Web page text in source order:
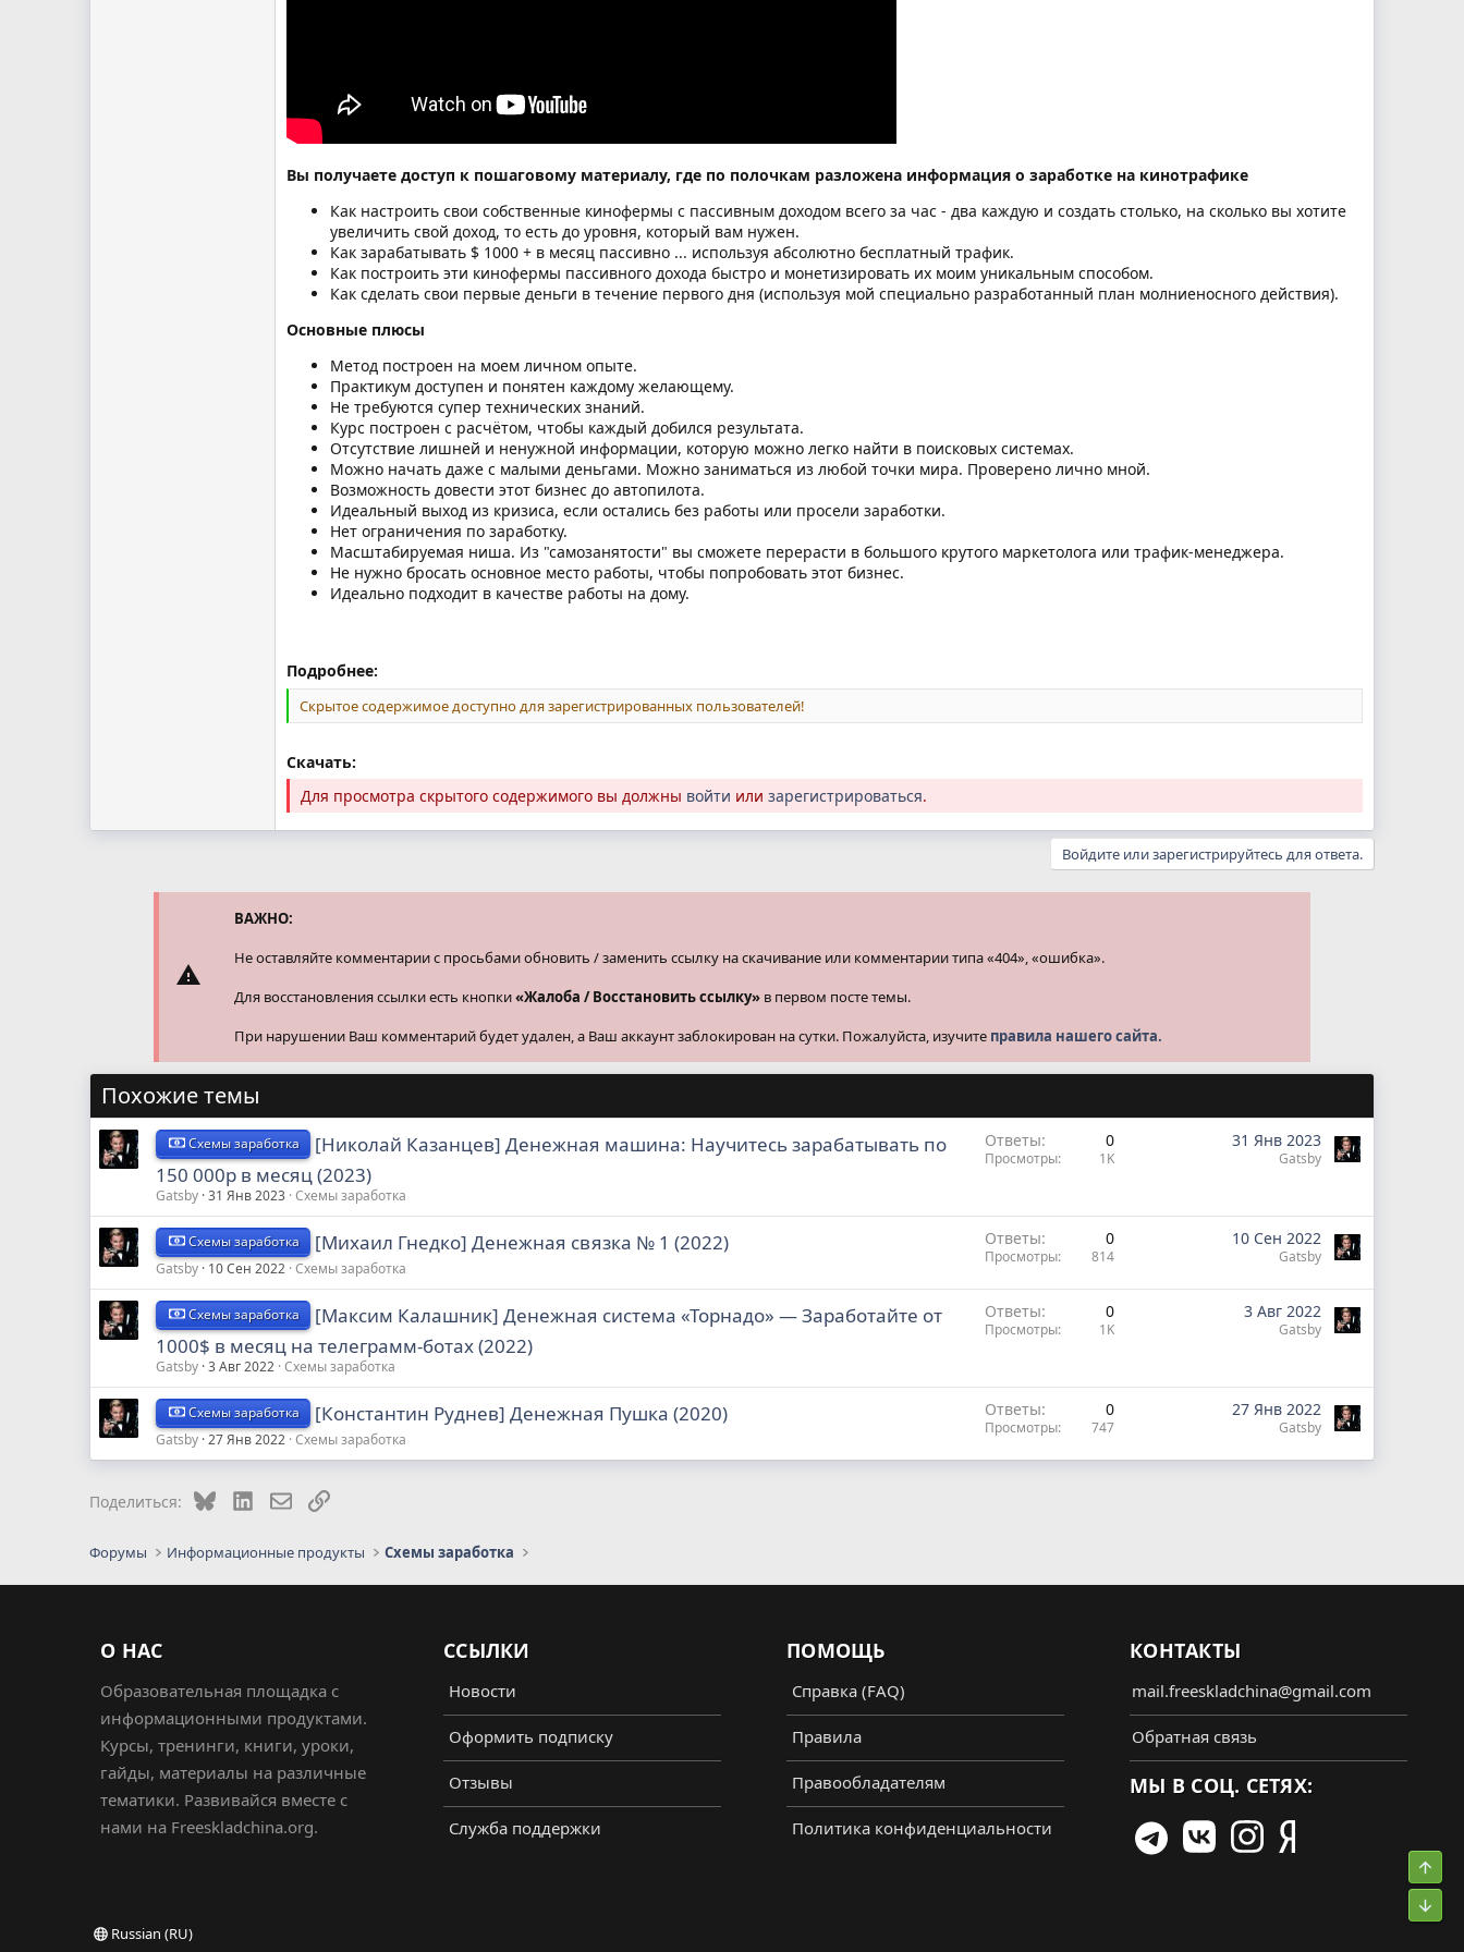
Вы получаете доступ к пошаговому материалу, где по полочкам разложена информация о заработке на кинотрафике
Как настроить свои собственные кинофермы с пассивным доходом всего за час - два каждую и создать столько, на сколько вы хотите
увеличить свой доход, то есть до уровня, который вам нужен.
Как зарабатывать $ 1000 + в месяц пассивно ... используя абсолютно бесплатный трафик.
Как построить эти кинофермы пассивного дохода быстро и монетизировать их моим уникальным способом.
Как сделать свои первые деньги в течение первого дня (используя мой специально разработанный план молниеносного действия).
Основные плюсы
Метод построен на моем личном опыте.
Практикум доступен и понятен каждому желающему.
Не требуются супер технических знаний.
Курс построен с расчётом, чтобы каждый добился результата.
Отсутствие лишней и ненужной информации, которую можно легко найти в поисковых системах.
Можно начать даже с малыми деньгами. Можно заниматься из любой точки мира. Проверено лично мной.
Возможность довести этот бизнес до автопилота.
Идеальный выход из кризиса, если остались без работы или просели заработки.
Нет ограничения по заработку.
Масштабируемая ниша. Из "самозанятости" вы сможете перерасти в большого крутого маркетолога или трафик-менеджера.
Не нужно бросать основное место работы, чтобы попробовать этот бизнес.
Идеально подходит в качестве работы на дому.
Подробнее:
Скрытое содержимое доступно для зарегистрированных пользователей!
Скачать:
Для просмотра скрытого содержимого вы должны войти или зарегистрироваться.
Войдите или зарегистрируйтесь для ответа.
ВАЖНО:
Не оставляйте комментарии с просьбами обновить / заменить ссылку на скачивание или комментарии типа «404», «ошибка».
Для восстановления ссылки есть кнопки«Жалоба / Восстановить ссылку» в первом посте темы.
При нарушении Ваш комментарий будет удален, а Ваш аккаунт заблокирован на сутки. Пожалуйста, изучите правила нашего сайта.
Похожие темы
Схемы заработка
[Николай Казанцев] Денежная машина: Научитесь зарабатывать по
150 000р в месяц (2023)
Gatsby 31 Янв 2023 Схемы заработка
Ответы 0
Просмотры 1K
31 Янв 2023
Gatsby
Схемы заработка [Михаил Гнедко] Денежная связка № 1 (2022)
Gatsby 10 Сен 2022 Схемы заработка
Ответы 0
Просмотры 814
10 Сен 2022
Gatsby
Схемы заработка
[Максим Калашник] Денежная система «Торнадо» — Заработайте от
1000$ в месяц на телеграмм-ботах (2022)
Gatsby 3 Авг 2022 Схемы заработка
Ответы 0
Просмотры 1K
3 Авг 2022
Gatsby
Схемы заработка [Константин Руднев] Денежная Пушка (2020)
Gatsby 27 Янв 2022 Схемы заработка
Ответы 0
Просмотры 747
27 Янв 2022
Gatsby
Поделиться: BlueskyLinkedInЭлектронная почта
Ссылка
Форумы Информационные продукты Схемы заработка
О НАС
Образовательная площадка с
информационными продуктами.
Курсы, тренинги, книги, уроки,
гайды, материалы на различные
тематики. Развивайся вместе с
нами на Freeskladchina.org.
ССЫЛКИ
Новости
Оформить подписку
Отзывы
Служба поддержки
ПОМОЩЬ
Справка (FAQ)
Правила
Правообладателям
Политика конфиденциальности
КОНТАКТЫ
mail.freeskladchina@gmail.com
Обратная связь
МЫ В СОЦ. СЕТЯХ:
Russian (RU)